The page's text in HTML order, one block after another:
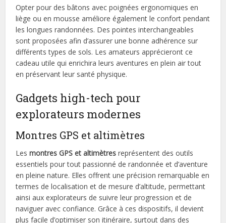
Opter pour des bâtons avec poignées ergonomiques en
liège ou en mousse améliore également le confort pendant
les longues randonnées. Des pointes interchangeables
sont proposées afin d’assurer une bonne adhérence sur
différents types de sols. Les amateurs apprécieront ce
cadeau utile qui enrichira leurs aventures en plein air tout
en préservant leur santé physique.
Gadgets high-tech pour
explorateurs modernes
Montres GPS et altimètres
Lesmontres GPS et altimètres représentent des outils
essentiels pour tout passionné de randonnée et d’aventure
en pleine nature. Elles offrent une précision remarquable en
termes de localisation et de mesure d’altitude, permettant
ainsi aux explorateurs de suivre leur progression et de
naviguer avec confiance. Grâce à ces dispositifs, il devient
plus facile d’optimiser son itinéraire, surtout dans des